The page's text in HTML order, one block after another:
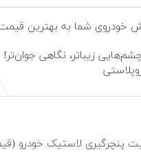
خودروی شما به بهترین قیمت
پنچرگیری لاستیک خودرو